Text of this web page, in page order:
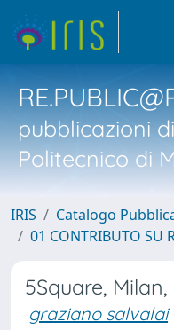
pubblicazioni
Politecnico di
IRIS
Catalogo
01 CONTRIBUTO SU
5Square,
graziano salvalai